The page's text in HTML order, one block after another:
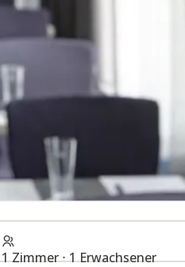
1 Zimmer ⋅ 1 Erwachsener